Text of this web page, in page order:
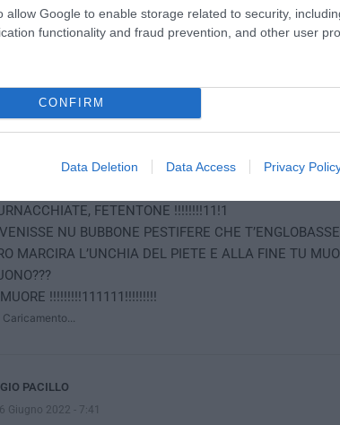
allow Google to enable storage related to security,
functionality and fraud prevention, and other user
CONFIRM
Data Deletion Data Access Privacy
2026 6 Agosto 2026
2 COMMENTS
FETENTONE !!!!!!!!11!1
NU BUBBONE PESTIFERE CHE
MARCIRA L’UNCHIA DEL PIETE E ALLA FINE TU
!!!!!!!!!111111!!!!!!!!!
Caricamento...
PACILLO
Giugno 2022 - 7:41